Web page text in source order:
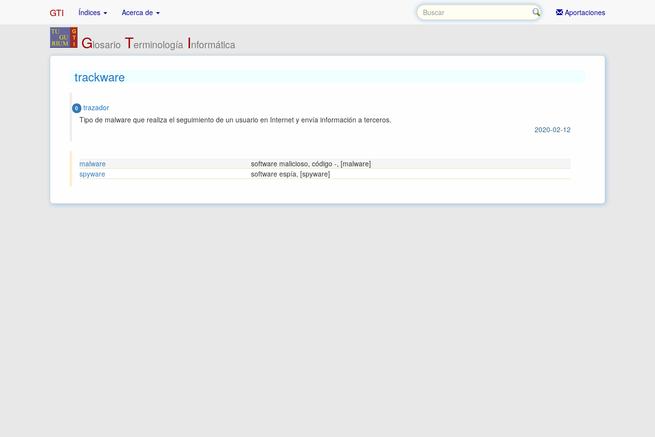
GTI Índices Acerca de Aportaciones
Glosario Terminología Informática
trackware
0 trazador
Tipo de malware que realiza el seguimiento de un usuario en Internet y envía información a terceros.
2020-02-12
malware
software malicioso, código -, [malware]
spyware
software espía, [spyware]